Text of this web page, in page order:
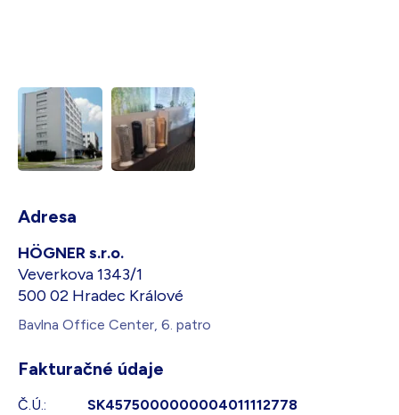
Adresa
HÖGNER s.r.o.
Veverkova 1343/1
500 02 Hradec Králové
Bavlna Office Center, 6. patro
Fakturačné údaje
Č.Ú.:
SK4575000000004011112778